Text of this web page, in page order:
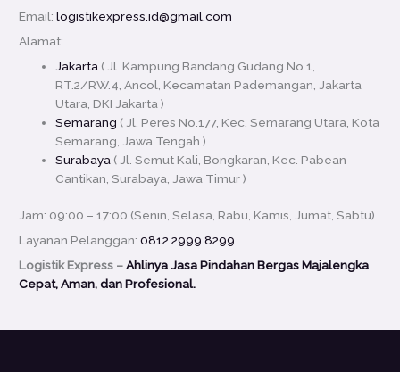
Email:logistikexpress.id@gmail.com
Alamat:
Jakarta ( Jl. Kampung Bandang Gudang No.1,
RT.2/RW.4, Ancol, Kecamatan Pademangan, Jakarta
Utara, DKI Jakarta )
Semarang ( Jl. Peres No.177, Kec. Semarang Utara, Kota
Semarang, Jawa Tengah )
Surabaya ( Jl. Semut Kali, Bongkaran, Kec. Pabean
Cantikan, Surabaya, Jawa Timur )
Jam: 09:00 – 17:00 (Senin, Selasa, Rabu, Kamis, Jumat, Sabtu)
Layanan Pelanggan:0812 2999 8299
Logistik Express –Ahlinya Jasa Pindahan Bergas Majalengka
Cepat, Aman, dan Profesional.